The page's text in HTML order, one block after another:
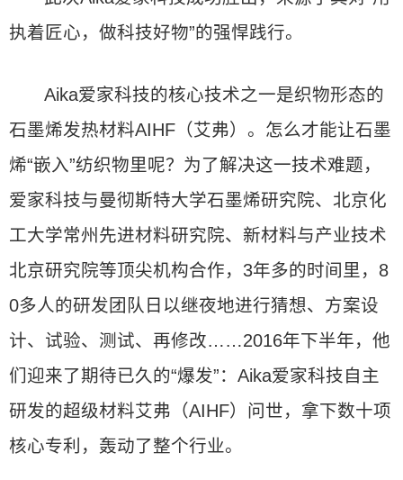
执着匠心，做科技好物”的强悍践行。
Aika爱家科技的核心技术之一是织物形态的
石墨烯发热材料AIHF（艾弗）。怎么才能让石墨
烯“嵌入”纺织物里呢？为了解决这一技术难题，
爱家科技与曼彻斯特大学石墨烯研究院、北京化
工大学常州先进材料研究院、新材料与产业技术
北京研究院等顶尖机构合作，3年多的时间里，8
0多人的研发团队日以继夜地进行猜想、方案设
计、试验、测试、再修改……2016年下半年，他
们迎来了期待已久的“爆发”：Aika爱家科技自主
研发的超级材料艾弗（AIHF）问世，拿下数十项
核心专利，轰动了整个行业。